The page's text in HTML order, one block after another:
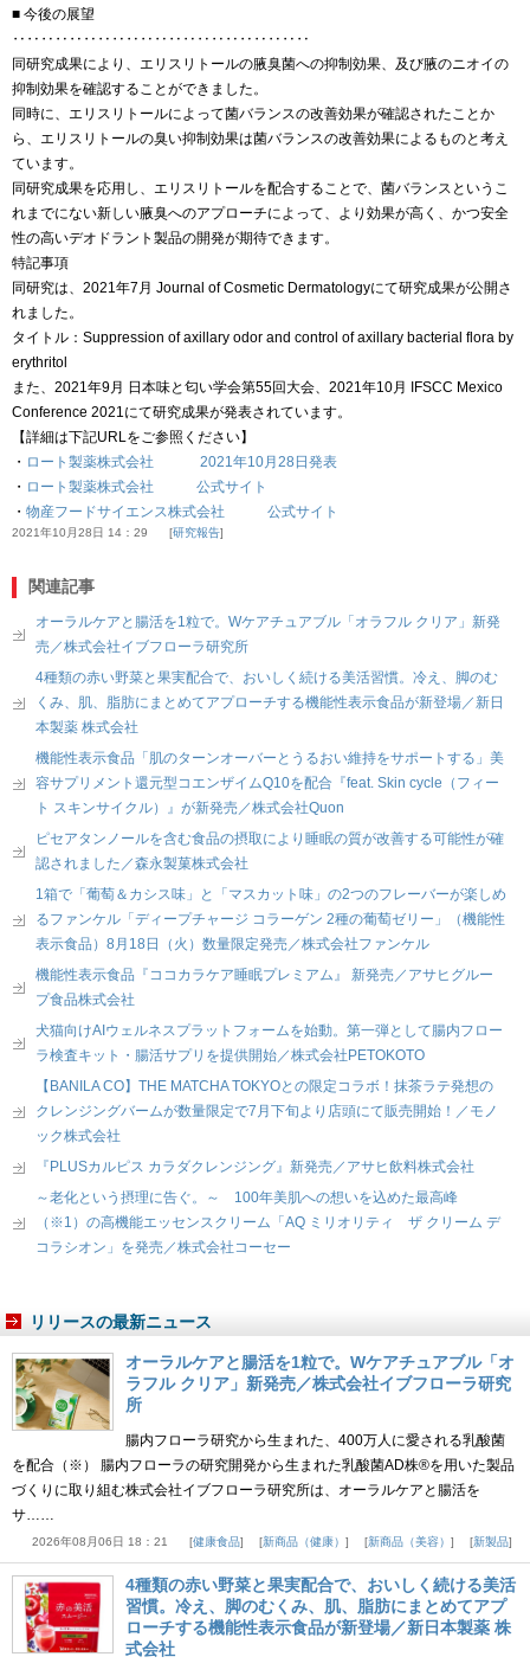
■ 今後の展望
‥‥‥‥‥‥‥‥‥‥‥‥‥‥‥‥‥‥‥‥‥
同研究成果により、エリスリトールの腋臭菌への抑制効果、及び腋のニオイの
抑制効果を確認することができました。
同時に、エリスリトールによって菌バランスの改善効果が確認されたことか
ら、エリスリトールの臭い抑制効果は菌バランスの改善効果によるものと考え
ています。
同研究成果を応用し、エリスリトールを配合することで、菌バランスというこ
れまでにない新しい腋臭へのアプローチによって、より効果が高く、かつ安全
性の高いデオドラント製品の開発が期待できます。
特記事項
同研究は、2021年7月 Journal of Cosmetic Dermatologyにて研究成果が公開さ
れました。
タイトル：Suppression of axillary odor and control of axillary bacterial flora by
erythritol
また、2021年9月 日本味と匂い学会第55回大会、2021年10月 IFSCC Mexico
Conference 2021にて研究成果が発表されています。
【詳細は下記URLをご参照ください】
・ ロート製薬株式会社 2021年10月28日発表
・ ロート製薬株式会社 公式サイト
・ 物産フードサイエンス株式会社 公式サイト
2021年10月28日 14：29 研究報告
関連記事
オーラルケアと腸活を1粒で。Wケアチュアブル「オラフル クリア」新発
売／株式会社イブフローラ研究所
4種類の赤い野菜と果実配合で、おいしく続ける美活習慣。冷え、脚のむ
くみ、肌、脂肪にまとめてアプローチする機能性表示食品が新登場／新日
本製薬 株式会社
機能性表示食品「肌のターンオーバーとうるおい維持をサポートする」美
容サプリメント還元型コエンザイムQ10を配合『feat. Skin cycle（フィー
ト スキンサイクル）』が新発売／株式会社Quon
ピセアタンノールを含む食品の摂取により睡眠の質が改善する可能性が確
認されました／森永製菓株式会社
1箱で「葡萄＆カシス味」と「マスカット味」の2つのフレーバーが楽しめ
るファンケル「ディープチャージ コラーゲン 2種の葡萄ゼリー」（機能性
表示食品）8月18日（火）数量限定発売／株式会社ファンケル
機能性表示食品『ココカラケア睡眠プレミアム』 新発売／アサヒグルー
プ食品株式会社
犬猫向けAIウェルネスプラットフォームを始動。第一弾として腸内フロー
ラ検査キット・腸活サプリを提供開始／株式会社PETOKOTO
【BANILA CO】THE MATCHA TOKYOとの限定コラボ！抹茶ラテ発想の
クレンジングバームが数量限定で7月下旬より店頭にて販売開始！／モノ
ック株式会社
『PLUSカルピス カラダクレンジング』新発売／アサヒ飲料株式会社
～老化という摂理に告ぐ。～ 100年美肌への想いを込めた最高峰
（※1）の高機能エッセンスクリーム「AQ ミリオリティ ザ クリーム デ
コラシオン」を発売／株式会社コーセー
リリースの最新ニュース
オーラルケアと腸活を1粒で。Wケアチュアブル「オ
ラフル クリア」新発売／株式会社イブフローラ研究
所
腸内フローラ研究から生まれた、400万人に愛される乳酸菌
を配合（※） 腸内フローラの研究開発から生まれた乳酸菌AD株®を用いた製品
づくりに取り組む株式会社イブフローラ研究所は、オーラルケアと腸活を
サ……
2026年08月06日 18：21 健康食品 新商品（健康） 新商品（美容） 新製品
4種類の赤い野菜と果実配合で、おいしく続ける美活
習慣。冷え、脚のむくみ、肌、脂肪にまとめてアプ
ローチする機能性表示食品が新登場／新日本製薬 株
式会社